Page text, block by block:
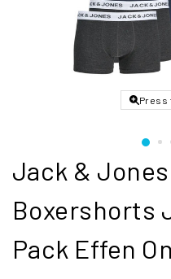
Press
Jack &
Boxershorts
Pack Effen